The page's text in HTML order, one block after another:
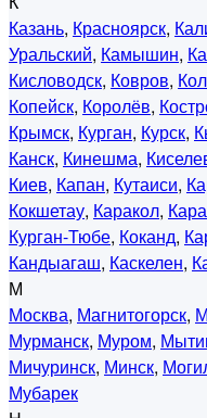
Казань, Красноярск,
Уральский, Камышин,
Кисловодск, Ковров,
Копейск, Королёв,
Крымск, Курган, Курск,
Канск, Кинешма,
Киев, Капан, Кутаиси,
Кокшетау, Каракол,
Курган-Тюбе, Коканд,
Кандыагаш, Каскелен,
М
Москва, Магнитогорск,
Мурманск, Муром,
Мичуринск, Минск,
Мубарек